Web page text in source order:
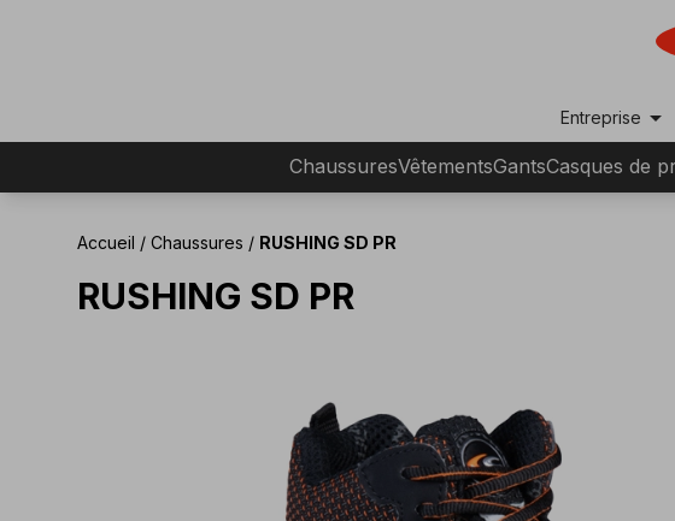
Entreprise arrow_drop_down
ChaussuresVêtementsGantsCasques de
Accueil / Chaussures / RUSHING SD PR
RUSHING SD PR